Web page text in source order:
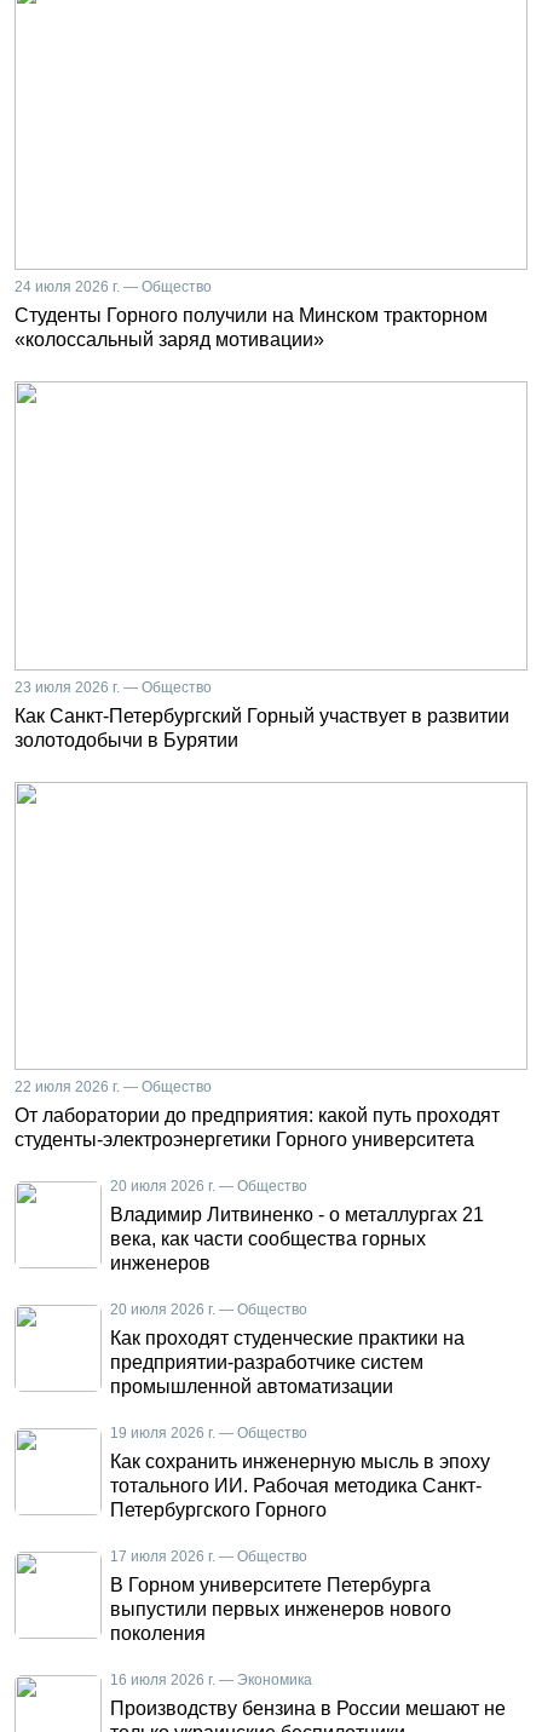
24 июля 2026 г. — Общество
Студенты Горного получили на Минском тракторном
«колоссальный заряд мотивации»
23 июля 2026 г. — Общество
Как Санкт-Петербургский Горный участвует в развитии
золотодобычи в Бурятии
22 июля 2026 г. — Общество
От лаборатории до предприятия: какой путь проходят
студенты-электроэнергетики Горного университета
20 июля 2026 г. — Общество
Владимир Литвиненко - о металлургах 21
века, как части сообщества горных
инженеров
20 июля 2026 г. — Общество
Как проходят студенческие практики на
предприятии-разработчике систем
промышленной автоматизации
19 июля 2026 г. — Общество
Как сохранить инженерную мысль в эпоху
тотального ИИ. Рабочая методика Санкт-
Петербургского Горного
17 июля 2026 г. — Общество
В Горном университете Петербурга
выпустили первых инженеров нового
поколения
16 июля 2026 г. — Экономика
Производству бензина в России мешают не